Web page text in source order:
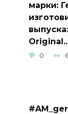
марки:
Original..
0